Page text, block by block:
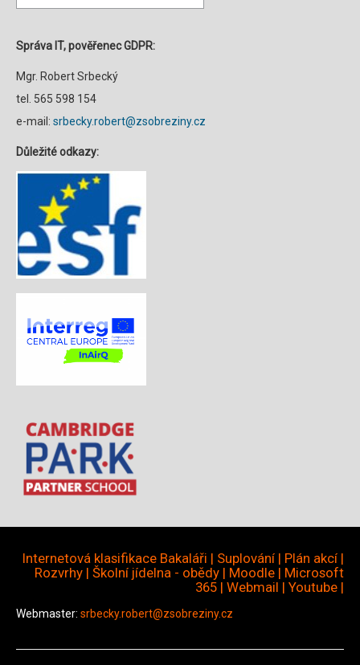
Správa IT, pověřenec GDPR:
Mgr. Robert Srbecký
tel. 565 598 154
e-mail: srbecky.robert@zsobreziny.cz
Důležité odkazy:
Internetová klasifikace Bakaláři | Suplování | Plán akcí |
Rozvrhy | Školní jídelna - obědy | Moodle | Microsoft
365 | Webmail | Youtube |
Webmaster: srbecky.robert@zsobreziny.cz